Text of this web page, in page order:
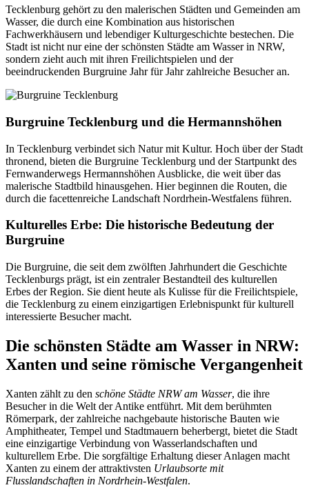
Tecklenburg gehört zu den malerischen Städten und Gemeinden am
Wasser, die durch eine Kombination aus historischen
Fachwerkhäusern und lebendiger Kulturgeschichte bestechen. Die
Stadt ist nicht nur eine der schönsten Städte am Wasser in NRW,
sondern zieht auch mit ihren Freilichtspielen und der
beeindruckenden Burgruine Jahr für Jahr zahlreiche Besucher an.
Burgruine Tecklenburg und die Hermannshöhen
In Tecklenburg verbindet sich Natur mit Kultur. Hoch über der Stadt
thronend, bieten die Burgruine Tecklenburg und der Startpunkt des
Fernwanderwegs Hermannshöhen Ausblicke, die weit über das
malerische Stadtbild hinausgehen. Hier beginnen die Routen, die
durch die facettenreiche Landschaft Nordrhein-Westfalens führen.
Kulturelles Erbe: Die historische Bedeutung der
Burgruine
Die Burgruine, die seit dem zwölften Jahrhundert die Geschichte
Tecklenburgs prägt, ist ein zentraler Bestandteil des kulturellen
Erbes der Region. Sie dient heute als Kulisse für die Freilichtspiele,
die Tecklenburg zu einem einzigartigen Erlebnispunkt für kulturell
interessierte Besucher macht.
Die schönsten Städte am Wasser in NRW:
Xanten und seine römische Vergangenheit
Xanten zählt zu den schöne Städte NRW am Wasser, die ihre
Besucher in die Welt der Antike entführt. Mit dem berühmten
Römerpark, der zahlreiche nachgebaute historische Bauten wie
Amphitheater, Tempel und Stadtmauern beherbergt, bietet die Stadt
eine einzigartige Verbindung von Wasserlandschaften und
kulturellem Erbe. Die sorgfältige Erhaltung dieser Anlagen macht
Xanten zu einem der attraktivsten Urlaubsorte mit
Flusslandschaften in Nordrhein-Westfalen.